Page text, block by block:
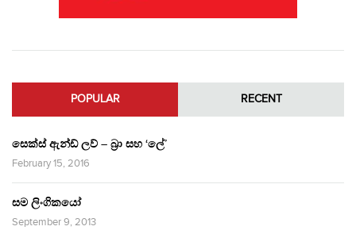
POPULAR RECENT
සෙක්ස් ඇන්ඩ් ලව් – බ්‍රා සහ ‘ලේ’
February 15, 2016
සම ලිංගිකයෝ
September 9, 2013